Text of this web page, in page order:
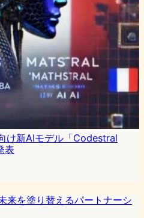
け新AIモデル「Codestral
表
を塗り替えるパートナーシ